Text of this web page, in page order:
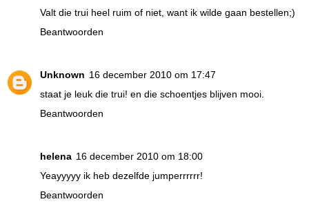
Valt die trui heel ruim of niet, want ik wilde gaan bestellen;)
Beantwoorden
Unknown 16 december 2010 om 17:47
staat je leuk die trui! en die schoentjes blijven mooi.
Beantwoorden
helena 16 december 2010 om 18:00
Yeayyyyy ik heb dezelfde jumperrrrrr!
Beantwoorden